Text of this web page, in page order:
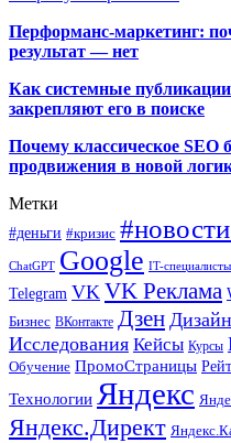
Перформанс-маркетинг:
результат — нет
Как системные
закрепляют его в поиске
Почему классическое SEO
продвижения в новой
Метки
#деньги #кризис
ChatGPT Google IT-специалисты
Telegram VK VK Реклама
Бизнес ВКонтакте Дзен Дизайн
Исследования Кейсы Курсы
Обучение ПромоСтраницы
Технологии Яндекс
Яндекс.Директ